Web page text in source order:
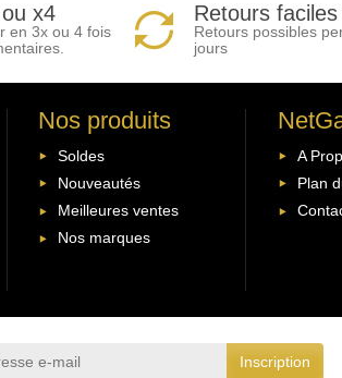
x4
en 3x ou 4 fois
Retours faciles
Retours possibles
jours
Nos produits
Soldes
Nouveautés
Meilleures ventes
Nos marques
A
Plan